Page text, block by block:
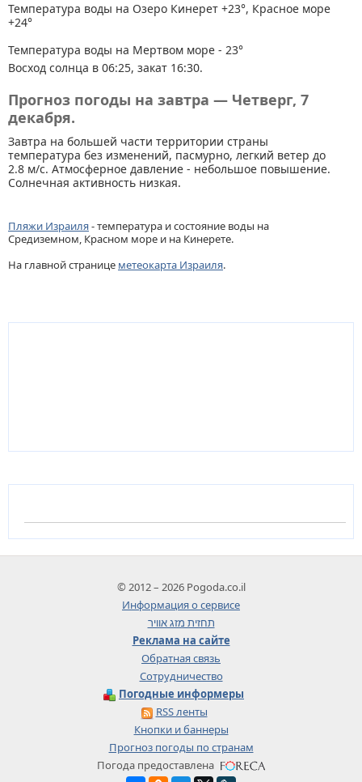
Температура воды на Озеро Кинерет +23°, Красное море
+24°
Температура воды на Мертвом море - 23°
Восход солнца в 06:25, закат 16:30.
Прогноз погоды на завтра — Четверг, 7
декабря.
Завтра на большей части территории страны
температура без изменений, пасмурно, легкий ветер до
2.8 м/с. Атмосферное давление - небольшое повышение.
Солнечная активность низкая.
Пляжи Израиля- температура и состояние воды на
Средиземном, Красном море и на Кинерете.
На главной странице метеокарта Израиля.
© 2012 – 2026 Pogoda.co.il
Информация о сервисе
תחזית מזג אוויר
Реклама на сайте
Обратная связь
Сотрудничество
Погодные информеры
RSS ленты
Кнопки и баннеры
Прогноз погоды по странам
Погода предоставлена